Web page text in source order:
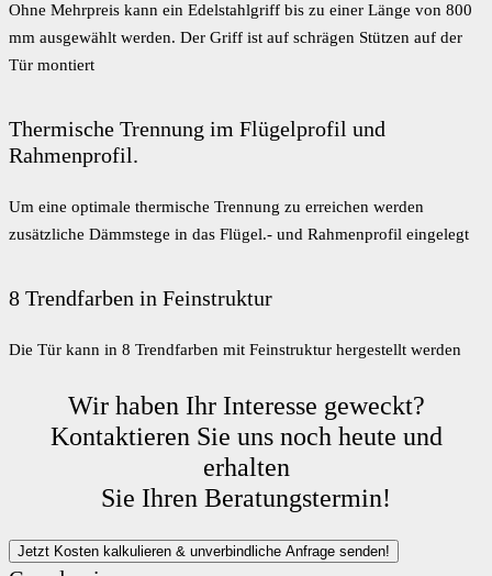
Ohne Mehrpreis kann ein Edelstahlgriff bis zu einer Länge von 800
mm ausgewählt werden. Der Griff ist auf schrägen Stützen auf der
Tür montiert
Thermische Trennung im Flügelprofil und
Rahmenprofil.
Um eine optimale thermische Trennung zu erreichen werden
zusätzliche Dämmstege in das Flügel.- und Rahmenprofil eingelegt
8 Trendfarben in Feinstruktur
Die Tür kann in 8 Trendfarben mit Feinstruktur hergestellt werden
Wir haben Ihr Interesse geweckt?
Kontaktieren Sie uns noch heute und
erhalten
Sie Ihren Beratungstermin!
Jetzt Kosten kalkulieren & unverbindliche Anfrage senden!